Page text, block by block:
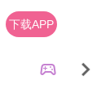
下载APP
sports_esports chevron_right